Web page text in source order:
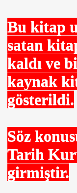
Bu kitap
satan
kaldı ve
kaynak
gösterildi.
Söz
Tarih
girmiştir.